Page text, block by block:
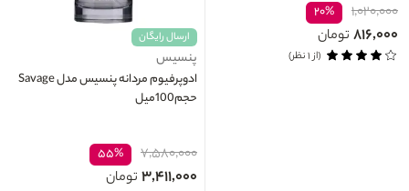
۱,۰۲۰,۰۰۰ ۲۰%
۸۱۶,۰۰۰ تومان
(از ۱ نظر)
ارسال رایگان
پنسیس
ادوپرفیوم مردانه پنسیس مدل Savage
حجم100میل
۷,۵۸۰,۰۰۰ ۵۵%
۳,۴۱۱,۰۰۰ تومان